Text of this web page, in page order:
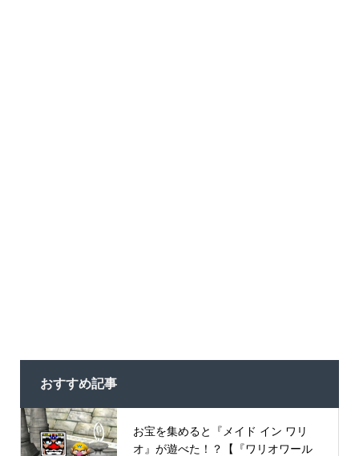
おすすめ記事
お宝を集めると『メイド イン ワリ
オ』が遊べた！？【『ワリオワール